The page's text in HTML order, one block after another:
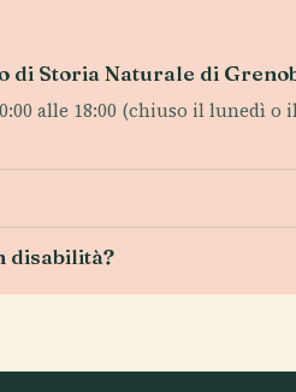
di Storia Naturale di
alle 18:00 (chiuso il lunedì
disabilità?